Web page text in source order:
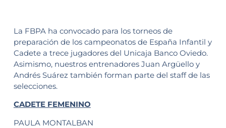
La FBPA ha convocado para los torneos de
preparación de los campeonatos de España Infantil y
Cadete a trece jugadores del Unicaja Banco Oviedo.
Asimismo, nuestros entrenadores Juan Argüello y
Andrés Suárez también forman parte del staff de las
selecciones.
CADETE FEMENINO
PAULA MONTALBAN